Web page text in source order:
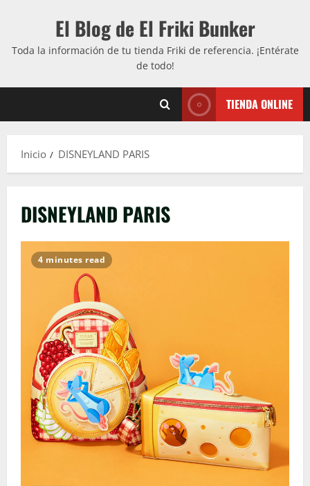
El Blog de El Friki Bunker
Toda la información de tu tienda Friki de referencia. ¡Entérate
de todo!
TIENDA ONLINE
Inicio DISNEYLAND PARIS
DISNEYLAND PARIS
4 minutes read